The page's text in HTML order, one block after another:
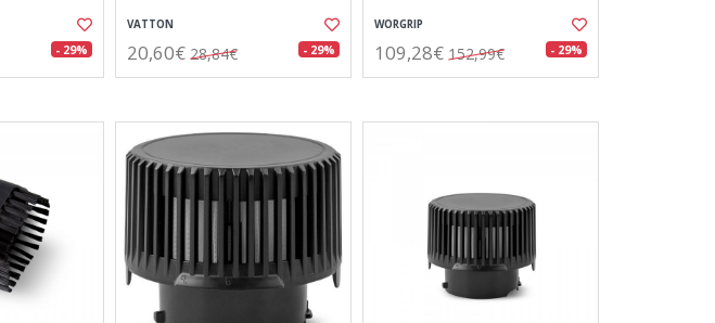
- 29%
VATTON
20,60€ 28,84€ - 29%
WORGRIP
109,28€ 152,99€ - 29%